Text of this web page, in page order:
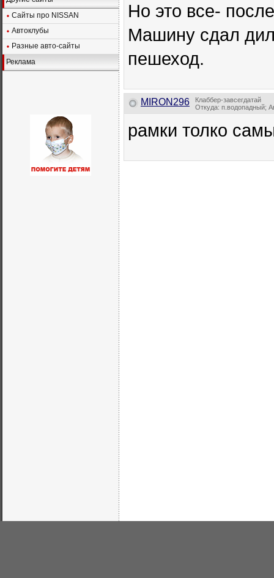
Сайты про NISSAN
Автоклубы
Разные авто-сайты
Реклама
Но это все-
Машину сдал
пешеход.
MIRON296
Клаббер-завсегдатай
Откуда: п.водопадный;
рамки толко